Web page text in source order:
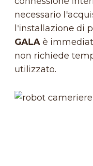
necessario
l'installazione di
GALA è
non richiede
utilizzato.